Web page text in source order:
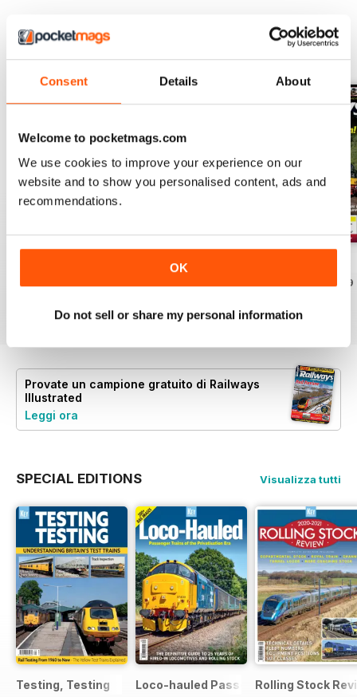
Consent Details About
Welcome to pocketmags.com
We use cookies to improve your experience on our
website and to show you personalised content, ads and
recommendations.
OK
Do not sell or share my personal information
EDIZIONI INDIETRO Visualizza tutti
Jul-26
€5,99
Provate un campione gratuito di Railways
Illustrated
Leggi ora
SPECIAL EDITIONS Visualizza tutti
Testing, Testing Loco-hauled Passenger Trains
Rolling Stock